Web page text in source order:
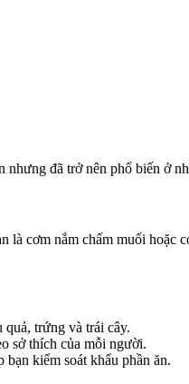
đã trở nên phổ biến ở
cơm nắm chấm muối
quả, trứng và trái cây.
sở thích của mỗi người.
kiểm soát khẩu phần ăn.